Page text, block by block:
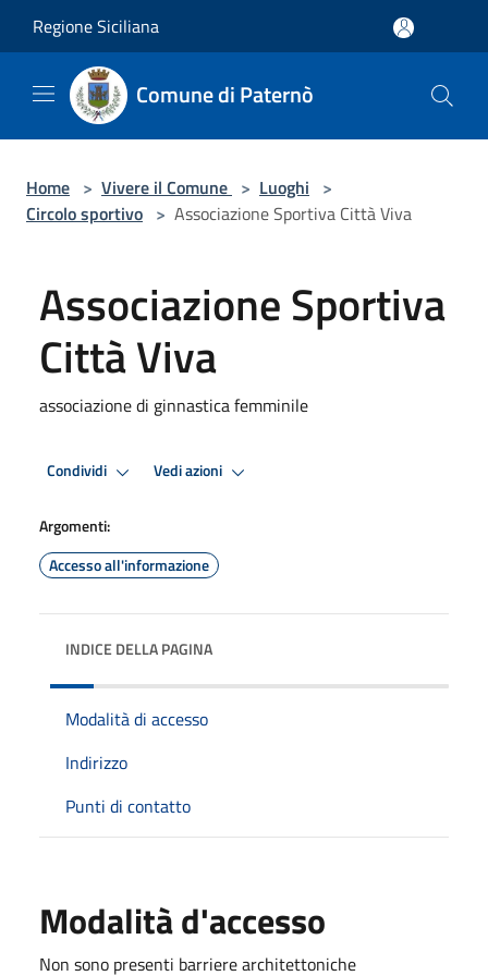
Regione Siciliana
Comune di Paternò
Home > Vivere il Comune > Luoghi >
Circolo sportivo > Associazione Sportiva Città Viva
Associazione Sportiva
Città Viva
associazione di ginnastica femminile
Condividi Vedi azioni
Argomenti:
Accesso all'informazione
INDICE DELLA PAGINA
Modalità di accesso
Indirizzo
Punti di contatto
Modalità d'accesso
Non sono presenti barriere architettoniche